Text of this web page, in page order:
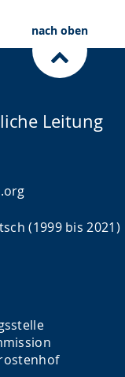
nach oben
Leitung
(1999 bis 2021)